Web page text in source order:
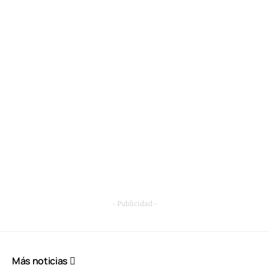
- Publicidad -
Más noticias